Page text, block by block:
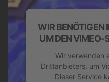
WIR BENÖTIGEN
UM DEN VIMEO-
Wir verwenden
Drittanbieters, um
Dieser Service